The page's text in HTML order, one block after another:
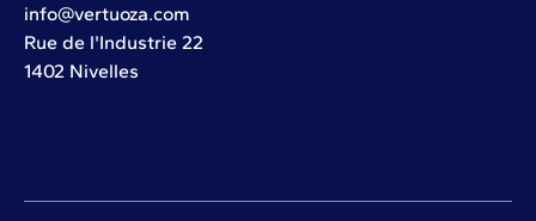
info@vertuoza.com
Rue de l'Industrie 22
1402 Nivelles